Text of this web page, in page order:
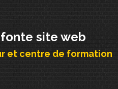
site web
et centre de formation